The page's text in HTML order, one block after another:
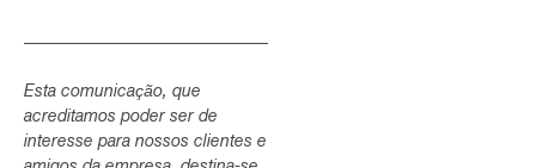
Esta comunicação, que
acreditamos poder ser de
interesse para nossos clientes e